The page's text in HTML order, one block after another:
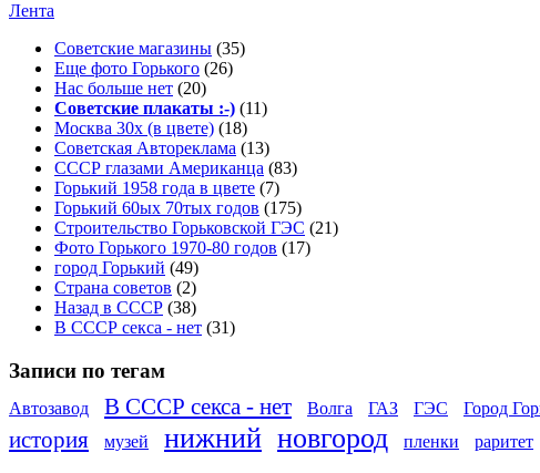
Лента
Советские магазины (35)
Еще фото Горького (26)
Нас больше нет (20)
Советские плакаты :-) (11)
Москва 30x (в цвете) (18)
Советская Автореклама (13)
СССР глазами Американца (83)
Горький 1958 года в цвете (7)
Горький 60ых 70тых годов (175)
Строительство Горьковской ГЭС (21)
Фото Горького 1970-80 годов (17)
город Горький (49)
Страна советов (2)
Назад в СССР (38)
В СССР секса - нет (31)
Записи по тегам
Автозавод В СССР секса - нет Волга ГАЗ ГЭС Город
история музей нижний новгород пленки раритет